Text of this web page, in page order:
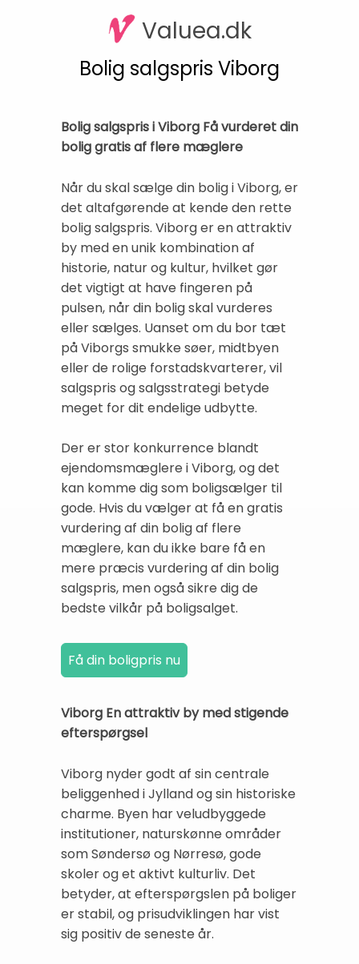
Valuea.dk
Bolig salgspris Viborg
Bolig salgspris i Viborg Få vurderet din
bolig gratis af flere mæglere
Når du skal sælge din bolig i Viborg, er
det altafgørende at kende den rette
bolig salgspris. Viborg er en attraktiv
by med en unik kombination af
historie, natur og kultur, hvilket gør
det vigtigt at have fingeren på
pulsen, når din bolig skal vurderes
eller sælges. Uanset om du bor tæt
på Viborgs smukke søer, midtbyen
eller de rolige forstadskvarterer, vil
salgspris og salgsstrategi betyde
meget for dit endelige udbytte.
Der er stor konkurrence blandt
ejendomsmæglere i Viborg, og det
kan komme dig som boligsælger til
gode. Hvis du vælger at få en gratis
vurdering af din bolig af flere
mæglere, kan du ikke bare få en
mere præcis vurdering af din bolig
salgspris, men også sikre dig de
bedste vilkår på boligsalget.
Viborg En attraktiv by med stigende
efterspørgsel
Viborg nyder godt af sin centrale
beliggenhed i Jylland og sin historiske
charme. Byen har veludbyggede
institutioner, naturskønne områder
som Søndersø og Nørresø, gode
skoler og et aktivt kulturliv. Det
betyder, at efterspørgslen på boliger
er stabil, og prisudviklingen har vist
sig positiv de seneste år.